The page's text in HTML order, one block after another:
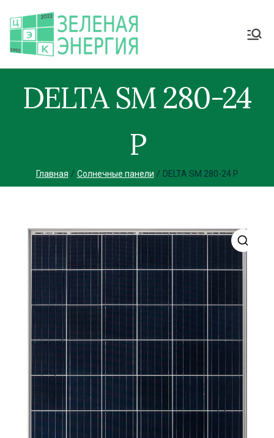
DELTA SM 280-24
P
Главная Солнечные панели DELTA SM 280-24 P